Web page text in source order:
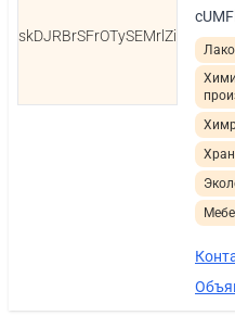
skDJRBrSFrOTySEMrlZi